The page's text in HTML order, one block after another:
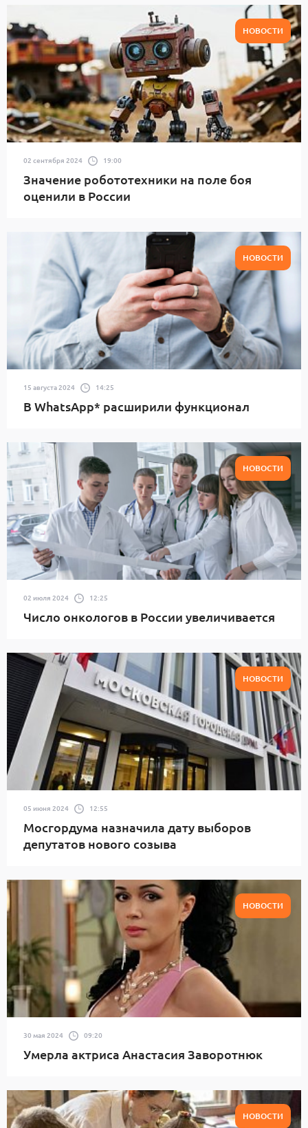
НОВОСТИ
02 сентября 2024 19:00
Значение робототехники на поле боя
оценили в России
НОВОСТИ
15 августа 2024 14:25
В WhatsApp* расширили функционал
НОВОСТИ
02 июля 2024 12:25
Число онкологов в России увеличивается
НОВОСТИ
05 июня 2024 12:55
Мосгордума назначила дату выборов
депутатов нового созыва
НОВОСТИ
30 мая 2024 09:20
Умерла актриса Анастасия Заворотнюк
НОВОСТИ